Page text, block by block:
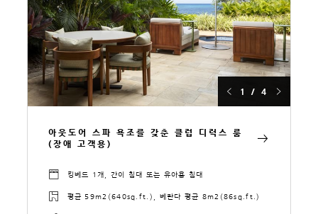
1 / 4
아웃도어 스파 욕조를 갖춘 클럽 디럭스 룸
(장애 고객용)
킹베드 1개, 간이 침대 또는 유아용 침대
평균 59m2(640sq.ft.), 베란다 평균 8m2(86sq.ft.)